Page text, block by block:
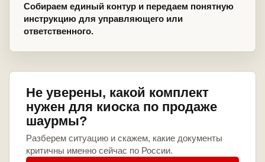
Собираем единый контур и передаем понятную
инструкцию для управляющего или
ответственного.
Не уверены, какой комплект
нужен для киоска по продаже
шаурмы?
Разберем ситуацию и скажем, какие документы
критичны именно сейчас по России.